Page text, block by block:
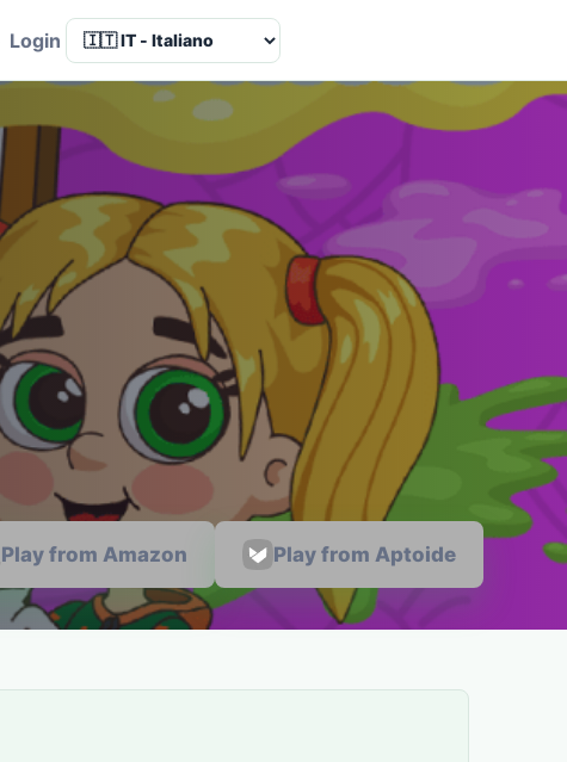
Login Language
Play from Amazon Play from Aptoide